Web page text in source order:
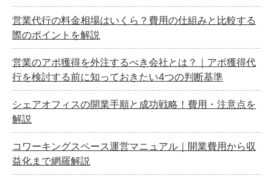
営業代行の料金相場はいくら？費用の仕組みと比較する
際のポイントを解説
営業のアポ獲得を外注するべき会社とは？｜アポ獲得代
行を検討する前に知っておきたい4つの判断基準
シェアオフィスの開業手順と成功戦略！費用・注意点を
解説
コワーキングスペース運営マニュアル｜開業費用から収
益化まで網羅解説